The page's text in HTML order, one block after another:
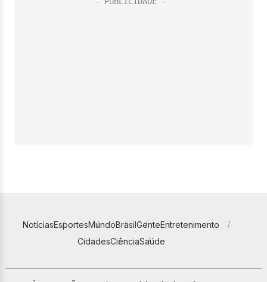
NotíciasEsportesMundoBrasilGenteEntretenimento
CidadesCiênciaSaúde